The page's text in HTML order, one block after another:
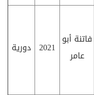
فاتنة أبو
عامر
2021 دورية